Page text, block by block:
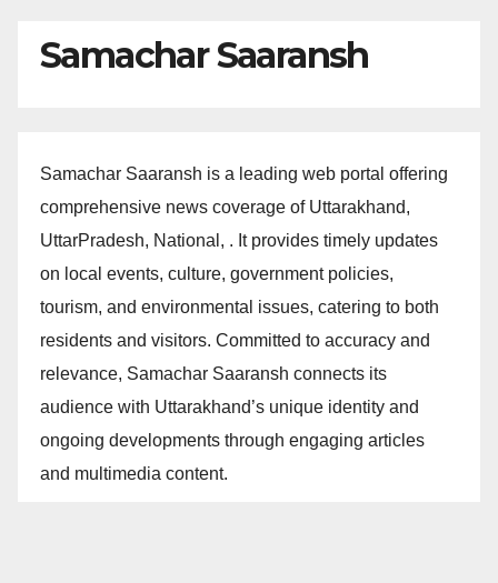
Samachar Saaransh
Samachar Saaransh is a leading web portal offering
comprehensive news coverage of Uttarakhand,
UttarPradesh, National, . It provides timely updates
on local events, culture, government policies,
tourism, and environmental issues, catering to both
residents and visitors. Committed to accuracy and
relevance, Samachar Saaransh connects its
audience with Uttarakhand’s unique identity and
ongoing developments through engaging articles
and multimedia content.